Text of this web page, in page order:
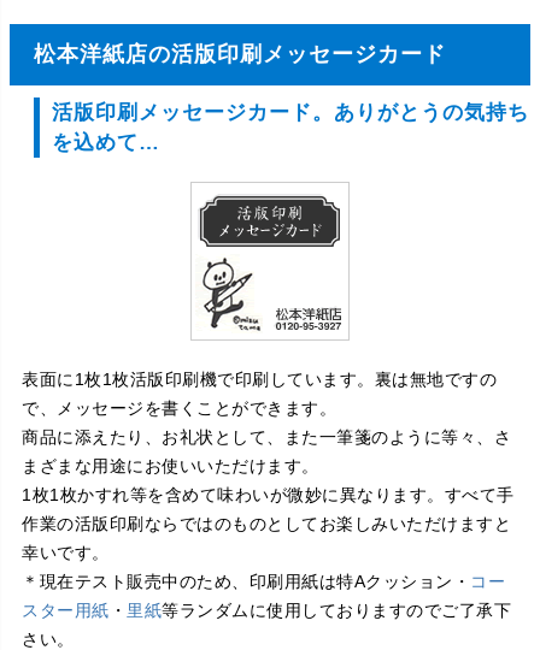
松本洋紙店の活版印刷メッセージカード
活版印刷メッセージカード。ありがとうの気持ち
を込めて…
表面に1枚1枚活版印刷機で印刷しています。裏は無地ですの
で、メッセージを書くことができます。
商品に添えたり、お礼状として、また一筆箋のように等々、さ
まざまな用途にお使いいただけます。
1枚1枚かすれ等を含めて味わいが微妙に異なります。すべて手
作業の活版印刷ならではのものとしてお楽しみいただけますと
幸いです。
＊現在テスト販売中のため、印刷用紙は特Aクッション・ コー
スター用紙 ・ 里紙等ランダムに使用しておりますのでご了承下
さい。